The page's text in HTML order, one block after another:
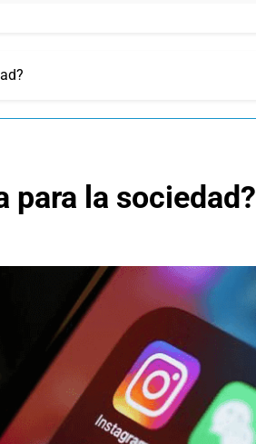
para la sociedad?